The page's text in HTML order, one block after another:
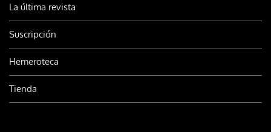
La última revista
Suscripción
Hemeroteca
Tienda